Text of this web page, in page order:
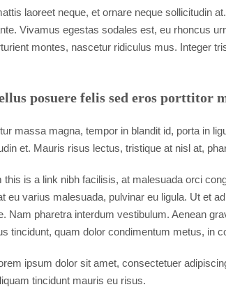
laoreet neque, et ornare neque sollicitudin
Vivamus egestas sodales est, eu rhoncus
montes, nascetur ridiculus mus. Integer
posuere felis sed eros porttitor
massa magna, tempor in blandit id, porta in
et. Mauris risus lectus, tristique at nisl at,
this is a link nibh facilisis, at malesuada orci
eu varius malesuada, pulvinar eu ligula. Ut et
Nam pharetra interdum vestibulum. Aenean
tincidunt, quam dolor condimentum metus, in
ipsum dolor sit amet, consectetuer
tincidunt mauris eu risus.
₹9,90,000
₹5,400/sq ft